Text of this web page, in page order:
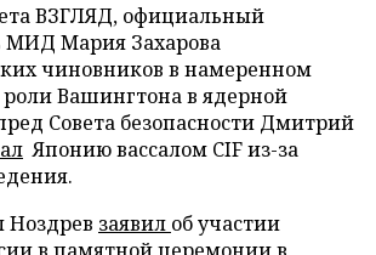
ВЗГЛЯД, официальный
МИД Мария Захарова
чиновников в намеренном
Вашингтона в ядерной
Совета безопасности Дмитрий
Японию вассалом CIF из-за
Ноздрев заявил об участии